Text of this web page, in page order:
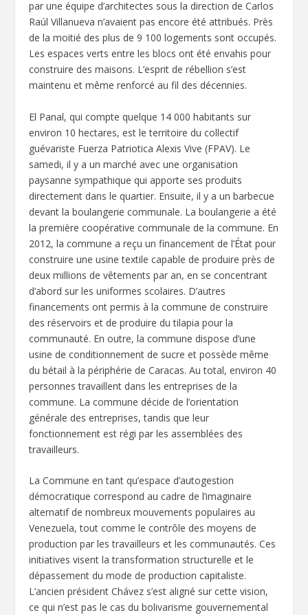
par une équipe d’architectes sous la direction de Carlos
Raúl Villanueva n’avaient pas encore été attribués. Près
de la moitié des plus de 9 100 logements sont occupés.
Les espaces verts entre les blocs ont été envahis pour
construire des maisons. L’esprit de rébellion s’est
maintenu et même renforcé au fil des décennies.
El Panal, qui compte quelque 14 000 habitants sur
environ 10 hectares, est le territoire du collectif
guévariste Fuerza Patriotica Alexis Vive (FPAV). Le
samedi, il y a un marché avec une organisation
paysanne sympathique qui apporte ses produits
directement dans le quartier. Ensuite, il y a un barbecue
devant la boulangerie communale. La boulangerie a été
la première coopérative communale de la commune. En
2012, la commune a reçu un financement de l’État pour
construire une usine textile capable de produire près de
deux millions de vêtements par an, en se concentrant
d’abord sur les uniformes scolaires. D’autres
financements ont permis à la commune de construire
des réservoirs et de produire du tilapia pour la
communauté. En outre, la commune dispose d’une
usine de conditionnement de sucre et possède même
du bétail à la périphérie de Caracas. Au total, environ 40
personnes travaillent dans les entreprises de la
commune. La commune décide de l’orientation
générale des entreprises, tandis que leur
fonctionnement est régi par les assemblées des
travailleurs.
La Commune en tant qu’espace d’autogestion
démocratique correspond au cadre de l’imaginaire
alternatif de nombreux mouvements populaires au
Venezuela, tout comme le contrôle des moyens de
production par les travailleurs et les communautés. Ces
initiatives visent la transformation structurelle et le
dépassement du mode de production capitaliste.
L’ancien président Chávez s’est aligné sur cette vision,
ce qui n’est pas le cas du bolivarisme gouvernemental